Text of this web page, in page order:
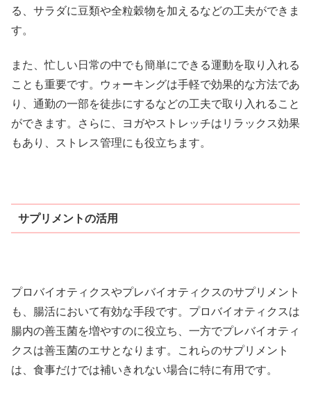
る、サラダに豆類や全粒穀物を加えるなどの工夫ができま
す。
また、忙しい日常の中でも簡単にできる運動を取り入れる
ことも重要です。ウォーキングは手軽で効果的な方法であ
り、通勤の一部を徒歩にするなどの工夫で取り入れること
ができます。さらに、ヨガやストレッチはリラックス効果
もあり、ストレス管理にも役立ちます。
サプリメントの活用
プロバイオティクスやプレバイオティクスのサプリメント
も、腸活において有効な手段です。プロバイオティクスは
腸内の善玉菌を増やすのに役立ち、一方でプレバイオティ
クスは善玉菌のエサとなります。これらのサプリメント
は、食事だけでは補いきれない場合に特に有用です。